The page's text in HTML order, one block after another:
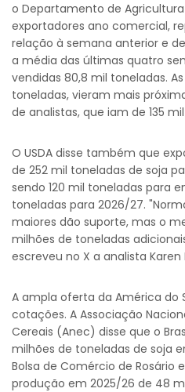
o Departamento de Agricultura
exportadores ano comercial,
relação à semana anterior e
a média das últimas quatro
vendidas 80,8 mil toneladas.
toneladas, vieram mais
de analistas, que iam de 135
O USDA disse também que
de 252 mil toneladas de soja
sendo 120 mil toneladas para
toneladas para 2026/27.
maiores dão suporte, mas o
milhões de toneladas
escreveu no X a analista Karen
A ampla oferta da América do
cotações. A Associação
Cereais (Anec) disse que o
milhões de toneladas de soja
Bolsa de Comércio de Rosário
produção em 2025/26 de 48